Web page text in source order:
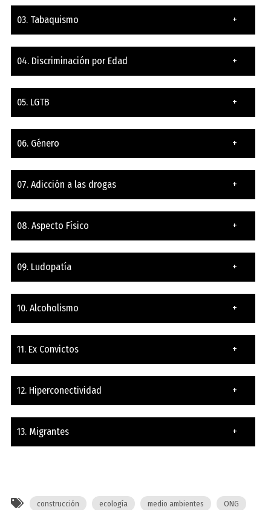
03. Tabaquismo +
04. Discriminación por Edad +
05. LGTB +
06. Género +
07. Adicción a las drogas +
08. Aspecto Físico +
09. Ludopatía +
10. Alcoholismo +
11. Ex Convictos +
12. Hiperconectividad +
13. Migrantes +
construcción ecología medio ambientes ONG